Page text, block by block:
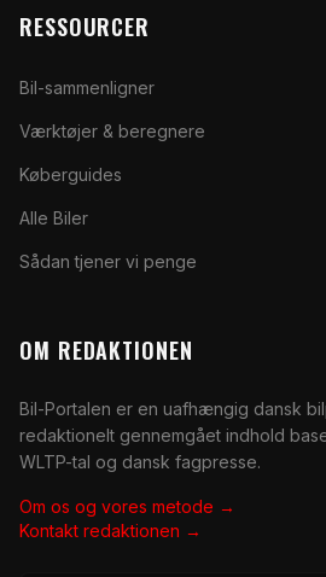
RESSOURCER
Bil-sammenligner
Værktøjer & beregnere
Køberguides
Alle Biler
Sådan tjener vi penge
OM REDAKTIONEN
Bil-Portalen er en uafhængig dansk
redaktionelt gennemgået indhold
WLTP-tal og dansk fagpresse.
Om os og vores metode →
Kontakt redaktionen →